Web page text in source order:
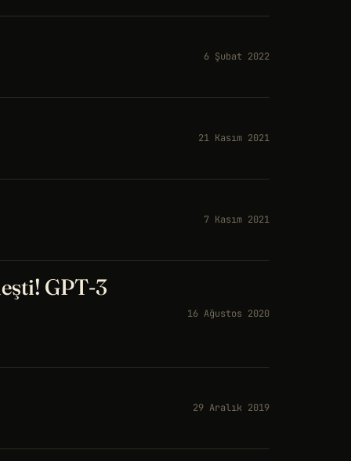
6 Şubat 2022
21 Kasım 2021
7 Kasım 2021
GPT-3
16 Ağustos 2020
29 Aralık 2019